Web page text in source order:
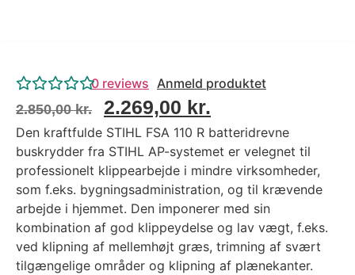
0 reviews Anmeld produktet
2.850,00kr. 2.269,00 kr.
Den kraftfulde STIHL FSA 110 R batteridrevne
buskrydder fra STIHL AP-systemet er velegnet til
professionelt klippearbejde i mindre virksomheder,
som f.eks. bygningsadministration, og til krævende
arbejde i hjemmet. Den imponerer med sin
kombination af god klippeydelse og lav vægt, f.eks.
ved klipning af mellemhøjt græs, trimning af svært
tilgængelige områder og klipning af plænekanter.